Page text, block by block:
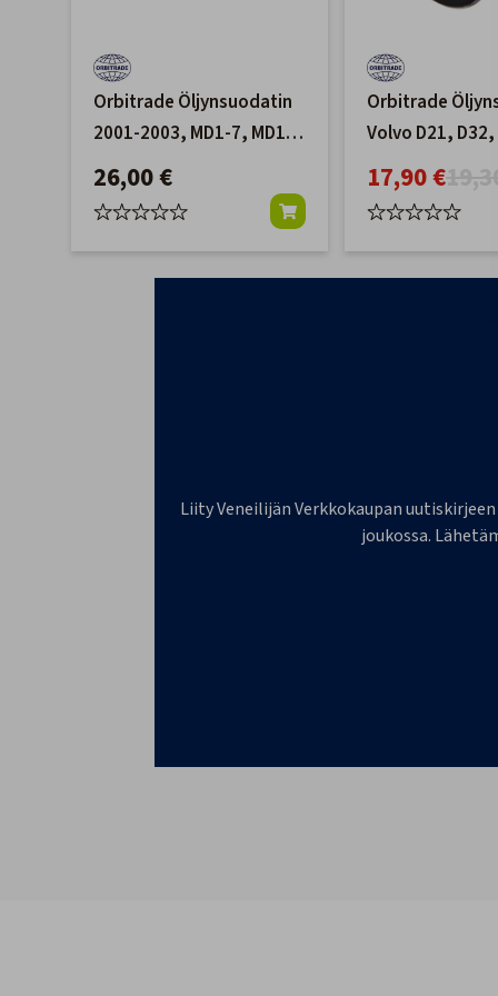
Orbitrade Öljynsuodatin
2001-2003, MD1-7, MD11,
MD17, MB10
26,00 €
Orbitrade
Volvo D21, D32,
D71-D75
17,90 €
Liity Veneilijän Verkkokaupan
joukossa.